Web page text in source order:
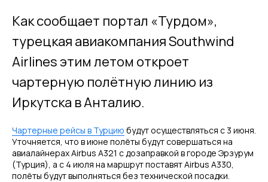
Как сообщает портал «Турдом»,
турецкая авиакомпания Southwind
Airlines этим летом откроет
чартерную полётную линию из
Иркутска в Анталию.
Чартерные рейсы в Турцию будут осуществляться с 3 июня.
Уточняется, что в июне полёты будут совершаться на
авиалайнерах Airbus A321 с дозаправкой в городе Эрзурум
(Турция), а с 4 июля на маршрут поставят Airbus А330,
полёты будут выполняться без технической посадки.